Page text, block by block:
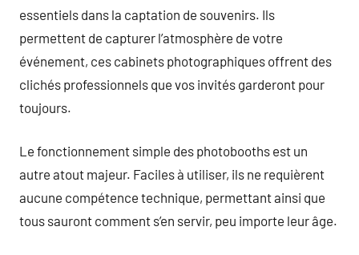
essentiels dans la captation de souvenirs. Ils
permettent de capturer l’atmosphère de votre
événement, ces cabinets photographiques offrent des
clichés professionnels que vos invités garderont pour
toujours.
Le fonctionnement simple des photobooths est un
autre atout majeur. Faciles à utiliser, ils ne requièrent
aucune compétence technique, permettant ainsi que
tous sauront comment s’en servir, peu importe leur âge.